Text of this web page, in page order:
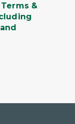
&